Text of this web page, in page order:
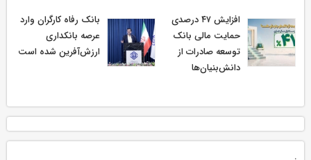
افزایش ۴۷ درصدی
حمایت مالی بانک
توسعه صادرات از
دانش‌بنیان‌ها
بانک رفاه کارگران وارد
عرصه بانکداری
ارزش‌آفرین شده است
.